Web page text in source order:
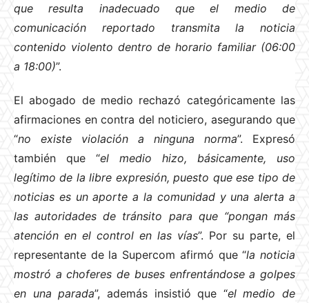
que resulta inadecuado que el medio de
comunicación reportado transmita la noticia
contenido violento dentro de horario familiar (06:00
a 18:00)”.
El abogado de medio rechazó categóricamente las
afirmaciones en contra del noticiero, asegurando que
“no existe violación a ninguna norma”. Expresó
también que “el medio hizo, básicamente, uso
legítimo de la libre expresión, puesto que ese tipo de
noticias es un aporte a la comunidad y una alerta a
las autoridades de tránsito para que “pongan más
atención en el control en las vías”. Por su parte, el
representante de la Supercom afirmó que “la noticia
mostró a choferes de buses enfrentándose a golpes
en una parada”, además insistió que “el medio de